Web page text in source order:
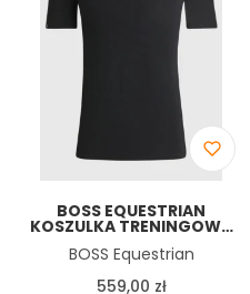
BOSS EQUESTRIAN
KOSZULKA TRENINGOWA
STRIPES CZARNA
Producent
BOSS Equestrian
Cena
559,00 zł